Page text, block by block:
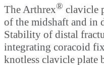
The Arthrex® clavicle
of the midshaft and in
Stability of distal
integrating coracoid
knotless clavicle